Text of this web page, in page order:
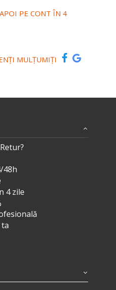
PE CONT ÎN 4
MULȚUMIȚI
48h
4 zile